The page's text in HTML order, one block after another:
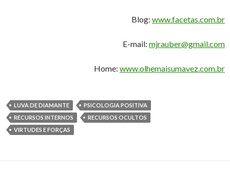
Blog: www.facetas.com.br
E-mail: mjrauber@gmail.com
Home: www.olhemaisumavez.com.br
LUVA DE DIAMANTE
PSICOLOGIA POSITIVA
RECURSOS INTERNOS
RECURSOS OCULTOS
VIRTUDES E FORÇAS